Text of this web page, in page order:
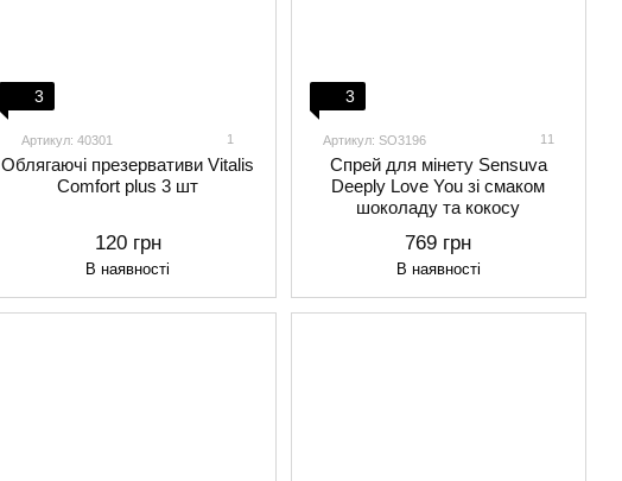
3
Артикул: 40301 1
Облягаючі презервативи Vitalis
Comfort plus 3 шт
120 грн
В наявності
3
Артикул: SO3196 11
Спрей для мінету Sensuva
Deeply Love You зі смаком
шоколаду та кокосу
769 грн
В наявності